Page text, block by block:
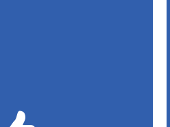
při zkoušce hořlavosti